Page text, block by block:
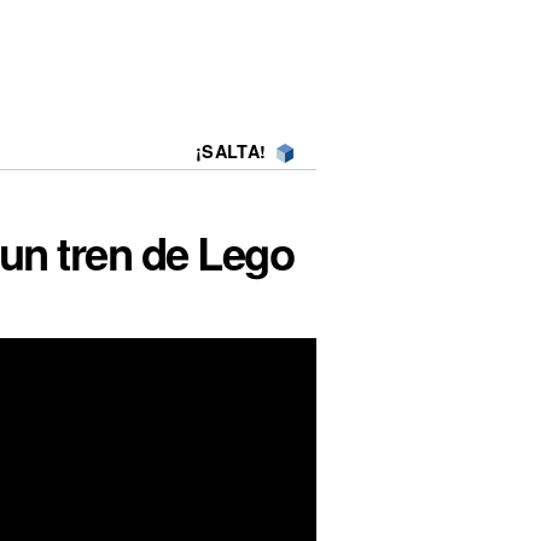
¡SALTA!
tren de Lego